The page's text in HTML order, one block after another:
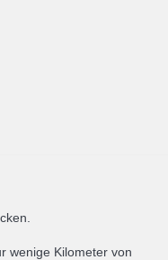
wenige Kilometer von